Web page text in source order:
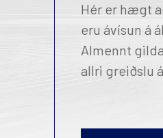
Alda
Hér er hægt
eru ávísun á
Almennt
allri greiðslu